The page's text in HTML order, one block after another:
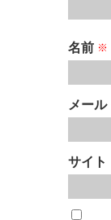
名前 ※
メール
サイト